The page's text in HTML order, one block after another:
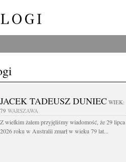
JACEK TADEUSZ DUNIEC WIEK:
79 WARSZAWA
Z wielkim żalem przyjęliśmy wiadomość, że 29 lipca
2026 roku w Australii zmarł w wieku 79 lat...